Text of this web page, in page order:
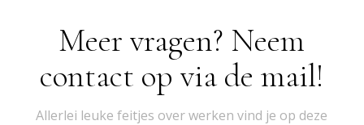
Meer vragen? Neem
contact op via de mail!
Allerlei leuke feitjes over werken vind je op deze